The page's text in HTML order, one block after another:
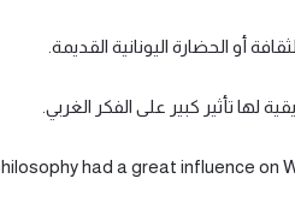
أو الحضارة اليونانية القديمة.
لها تأثير كبير على الفكر الغربي.